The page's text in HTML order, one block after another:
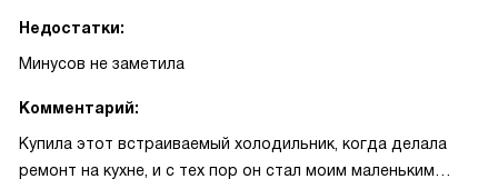
Недостатки:
Минусов не заметила
Комментарий:
Купила этот встраиваемый холодильник, когда делала
ремонт на кухне, и с тех пор он стал моим маленьким